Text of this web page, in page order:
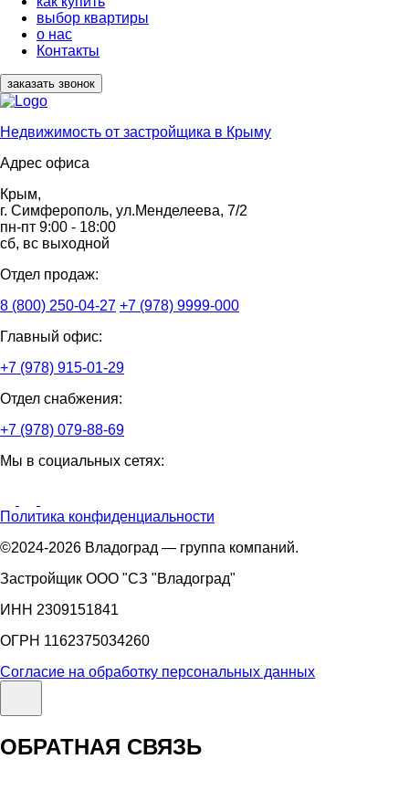
выбор квартиры
о нас
Контакты
заказать звонок
Недвижимость от застройщика в Крыму
Адрес офиса
Крым,
г. Симферополь, ул.Менделеева, 7/2
пн-пт 9:00 - 18:00
сб, вс выходной
Отдел продаж:
8 (800) 250-04-27 +7 (978) 9999-000
Главный офис:
+7 (978) 915-01-29
Отдел снабжения:
+7 (978) 079-88-69
Мы в социальных сетях:
Политика конфиденциальности
©2024-2026 Владоград — группа компаний.
Застройщик ООО "СЗ "Владоград"
ИНН 2309151841
ОГРН 1162375034260
Согласие на обработку персональных данных
ОБРАТНАЯ СВЯЗЬ